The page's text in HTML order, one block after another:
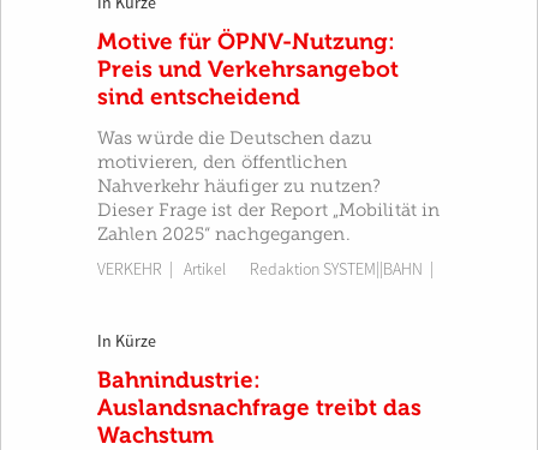
Motive für ÖPNV-Nutzung:
Preis und Verkehrsangebot
sind entscheidend
Was würde die Deutschen dazu
motivieren, den öffentlichen
Nahverkehr häufiger zu nutzen?
Dieser Frage ist der Report „Mobilität in
Zahlen 2025“ nachgegangen.
VERKEHR | Artikel Redaktion SYSTEM||BAHN
In Kürze
Bahnindustrie:
Auslandsnachfrage treibt das
Wachstum